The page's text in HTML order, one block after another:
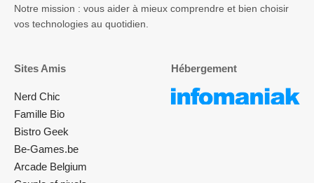
Notre mission : vous aider à mieux comprendre et bien choisir
vos technologies au quotidien.
Sites Amis
Nerd Chic
Famille Bio
Bistro Geek
Be-Games.be
Arcade Belgium
Hébergement